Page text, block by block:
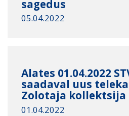
sagedus
05.04.2022
Alates 01.04.2022
saadaval uus
Zolotaja kollektsija
01.04.2022